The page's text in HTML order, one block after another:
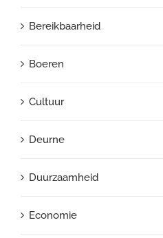
Bereikbaarheid
Boeren
Cultuur
Deurne
Duurzaamheid
Economie